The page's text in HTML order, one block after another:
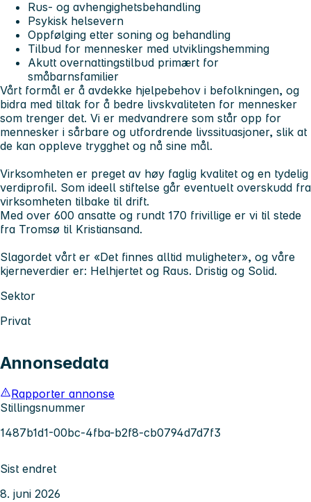
Rus- og avhengighetsbehandling
Psykisk helsevern
Oppfølging etter soning og behandling
Tilbud for mennesker med utviklingshemming
Akutt overnattingstilbud primært for
småbarnsfamilier
Vårt formål er å avdekke hjelpebehov i befolkningen, og
bidra med tiltak for å bedre livskvaliteten for mennesker
som trenger det. Vi er medvandrere som står opp for
mennesker i sårbare og utfordrende livssituasjoner, slik at
de kan oppleve trygghet og nå sine mål.
Virksomheten er preget av høy faglig kvalitet og en tydelig
verdiprofil. Som ideell stiftelse går eventuelt overskudd fra
virksomheten tilbake til drift.
Med over 600 ansatte og rundt 170 frivillige er vi til stede
fra Tromsø til Kristiansand.
Slagordet vårt er «Det finnes alltid muligheter», og våre
kjerneverdier er: Helhjertet og Raus. Dristig og Solid.
Sektor
Privat
Annonsedata
Rapporter annonse
Stillingsnummer
1487b1d1-00bc-4fba-b2f8-cb0794d7d7f3
Sist endret
8. juni 2026